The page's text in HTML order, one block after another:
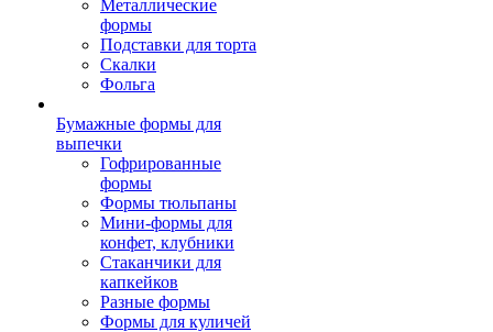
Металлические
формы
Подставки для торта
Скалки
Фольга
Бумажные формы для
выпечки
Гофрированные
формы
Формы тюльпаны
Мини-формы для
конфет, клубники
Стаканчики для
капкейков
Разные формы
Формы для куличей